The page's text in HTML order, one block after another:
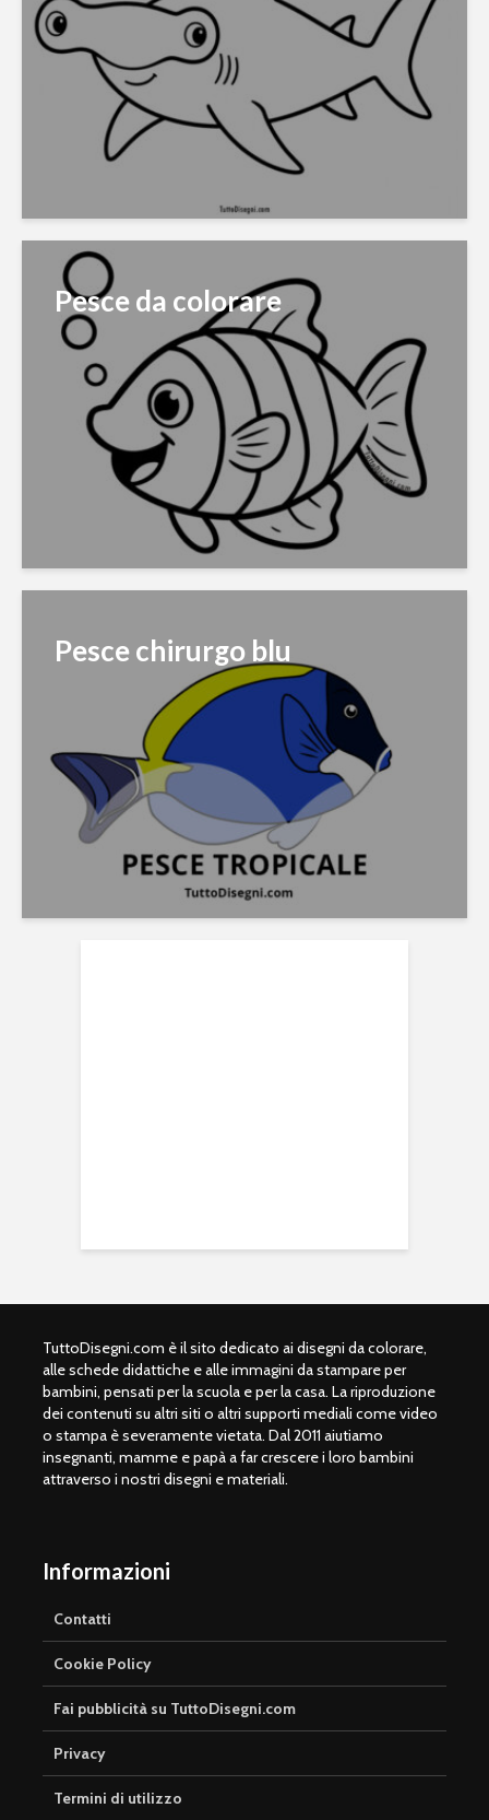
Pesce da colorare
Pesce chirurgo blu
TuttoDisegni.com è il sito dedicato ai disegni da colorare,
alle schede didattiche e alle immagini da stampare per
bambini, pensati per la scuola e per la casa. La riproduzione
dei contenuti su altri siti o altri supporti mediali come video
o stampa è severamente vietata. Dal 2011 aiutiamo
insegnanti, mamme e papà a far crescere i loro bambini
attraverso i nostri disegni e materiali.
Informazioni
Contatti
Cookie Policy
Fai pubblicità su TuttoDisegni.com
Privacy
Termini di utilizzo